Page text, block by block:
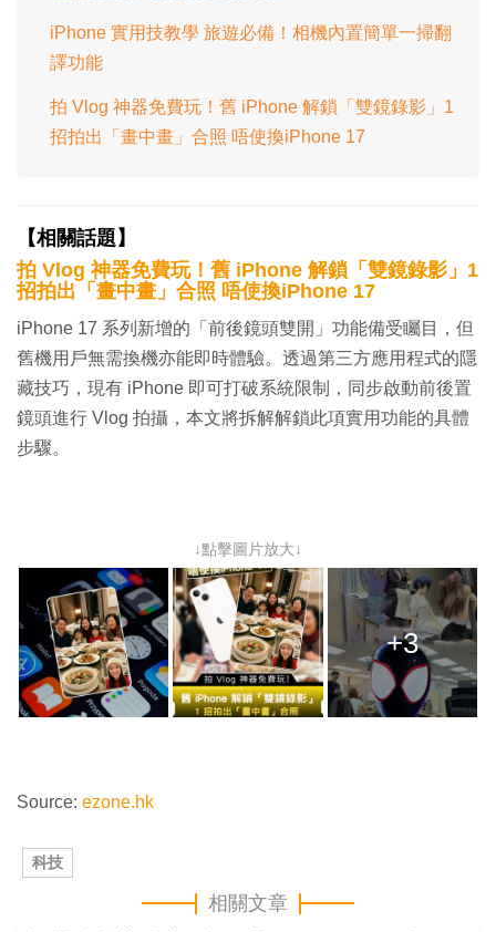
iPhone 實用技教學 旅遊必備！相機內置簡單一掃翻
譯功能
拍 Vlog 神器免費玩！舊 iPhone 解鎖「雙鏡錄影」1
招拍出「畫中畫」合照 唔使換iPhone 17
【相關話題】
拍 Vlog 神器免費玩！舊 iPhone 解鎖「雙鏡錄影」1
招拍出「畫中畫」合照 唔使換iPhone 17
iPhone 17 系列新增的「前後鏡頭雙開」功能備受矚目，但
舊機用戶無需換機亦能即時體驗。透過第三方應用程式的隱
藏技巧，現有 iPhone 即可打破系統限制，同步啟動前後置
鏡頭進行 Vlog 拍攝，本文將拆解解鎖此項實用功能的具體
步驟。
↓點擊圖片放大↓
+3
Source: ezone.hk
科技
相關文章